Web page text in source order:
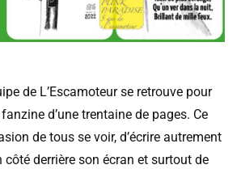
de L’Escamoteur se retrouve pour
d’une trentaine de pages. Ce
de tous se voir, d’écrire autrement
côté derrière son écran et surtout de